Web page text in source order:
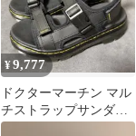
¥9,777
ドクターマーチン マル
チストラップサンダル
UK4